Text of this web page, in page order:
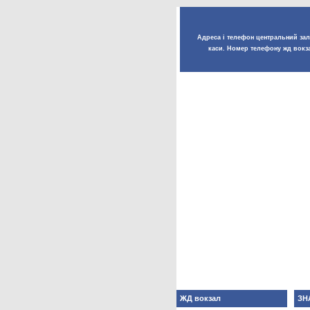
Адреса і телефон центральний
каси. Номер телефону жд
ЖД вокзал